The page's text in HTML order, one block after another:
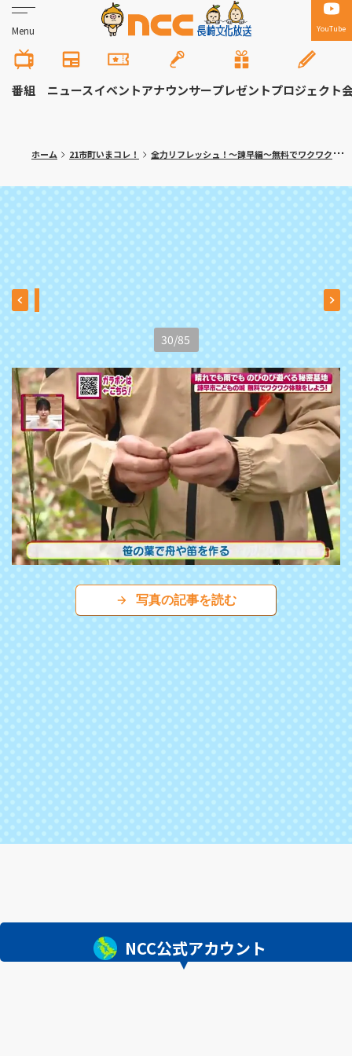
Menu YouTube
番組 ニュースイベントアナウンサープレゼントプロジェクト
ホーム 21市町いまコレ！ 全力リフレッシュ！～諫早編～無料でワクワク体験！大人の隠れ家カフェも
30/85
写真の記事を読む
NCC公式アカウント